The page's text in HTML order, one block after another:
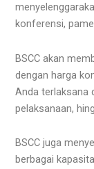
konferensi,
BSCC akan
dengan harga
Anda terlaksana
pelaksanaan,
BSCC juga
berbagai